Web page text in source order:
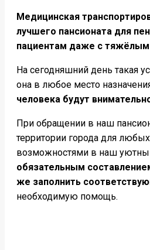
Медицинская
лучшего пансионата для
пациентам даже с тяжёлым
На сегодняшний день такая
она в любое место
человека будут
При обращении в наш
территории города для
возможностями в наш
обязательным
же заполнить
необходимую помощь.